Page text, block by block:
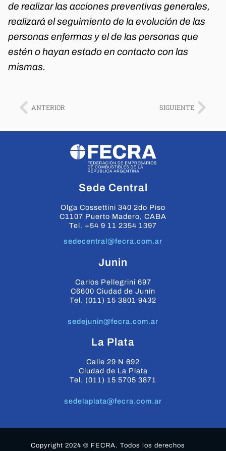
de realizar las acciones preventivas generales,
realizará el seguimiento de la evolución de las
personas enfermas y el de las personas que
estén o hayan estado en contacto con las
mismas.
ANTERIOR SIGUIENTE
Sede Central
Olga Cossettini 340 2do Piso
C1107 Puerto Madero, CABA
Tel. +54 9 11 2354 1397
sedecentral@fecra.com.ar
Junin
Carlos Pellegrini 697
C6600 Ciudad de Junín
Tel. (011) 15 3801 9432
sedejunin@fecra.com.ar
La Plata
Calle 29 N 692
Ciudad de La Plata
Tel. (011) 15 5705 3871
sedelaplata@fecra.com.ar
Copyright 2024 © FECRA. Todos los derechos